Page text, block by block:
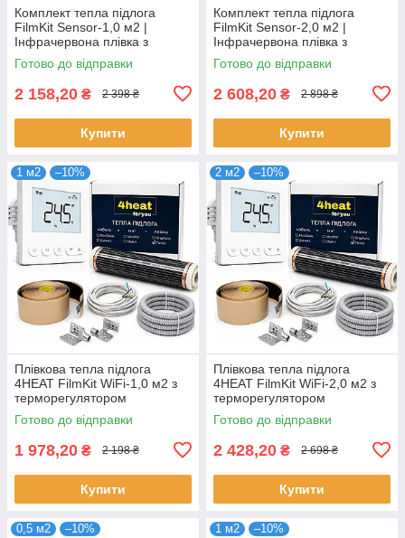
Комплект тепла підлога
FilmKit Sensor-1,0 м2 |
Інфрачервона плівка з
терморегулятором 4HEAT
Готово до відправки
2 158,20 ₴ 2 398 ₴
Купити
Комплект тепла підлога
FilmKit Sensor-2,0 м2 |
Інфрачервона плівка з
терморегулятором 4HEAT
Готово до відправки
2 608,20 ₴ 2 898 ₴
Купити
1 м2 –10%
Плівкова тепла підлога
4HEAT FilmKit WiFi-1,0 м2 з
терморегулятором
Готово до відправки
1 978,20 ₴ 2 198 ₴
Купити
2 м2 –10%
Плівкова тепла підлога
4HEAT FilmKit WiFi-2,0 м2 з
терморегулятором
Готово до відправки
2 428,20 ₴ 2 698 ₴
Купити
0,5 м2 –10% 1 м2 –10%